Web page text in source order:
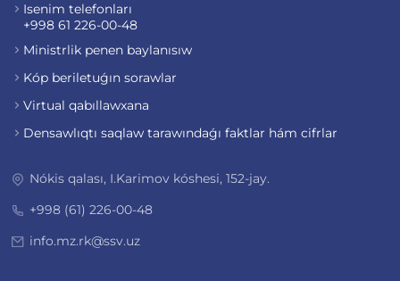
Isenim telefonları
+998 61 226-00-48
Ministrlik penen baylanısıw
Kóp beriletuǵın sorawlar
Virtual qabıllawxana
Densawlıqtı saqlaw tarawındaǵı faktlar hám cifrlar
Nókis qalası, I.Karimov kóshesi, 152-jay.
+998 (61) 226-00-48
info.mz.rk@ssv.uz